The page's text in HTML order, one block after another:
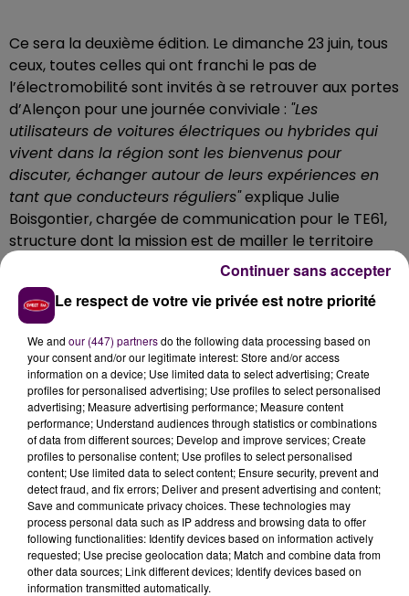
Ce sera la deuxième édition. Le dimanche 23 juin, tous
ceux, toutes celles qui ont franchi le pas de
l’électromobilité sont invités à se retrouver aux portes
d’Alençon pour une journée conviviale : "Les
utilisateurs de voitures électriques ou hybrides qui
vivent dans la région sont les bienvenus pour
discuter, échanger autour de leurs expériences en
tant que conducteurs réguliers"explique Julie
Boisgontier, chargée de communication pour le TE61,
structure dont la mission est de mailler le territoire
ornais en bornes de rechargement électriques.
Une balade électrique
Au programme donc : un rassemblement de véhicules
électriques et hybrides -Renault Zoé, Nissan Leaf,
Tesla Model S…- au départ de la"Maison de l’énergie"
située à Valframbert."De 9h à 17h, tout le monde
embarquera pour une balade d’environ 80
kilomètres rythmée par des animations, des jeux, une
découverte du patrimoine local"explique Julie
Boisgontier. La journée est gratuite et ouverte, on
l’aura compris,"à tous les conducteurs branchés"
mais sur réservation au 02 33 32 83 13 ou en écrivant à
communication@te61.fravant le 17 mai.
Le respect de votre vie privée est notre priorité
We and our (447) partnersdo the following data processing based on
your consent and/or our legitimate interest: Store and/or access
information on a device; Use limited data to select advertising; Create
profiles for personalised advertising; Use profiles to select personalised
advertising; Measure advertising performance; Measure content
performance; Understand audiences through statistics or combinations
of data from different sources; Develop and improve services; Create
profiles to personalise content; Use profiles to select personalised
content; Use limited data to select content; Ensure security, prevent and
detect fraud, and fix errors; Deliver and present advertising and content;
Save and communicate privacy choices. These technologies may
process personal data such as IP address and browsing data to offer
following functionalities: Identify devices based on information actively
requested; Use precise geolocation data; Match and combine data from
other data sources; Link different devices; Identify devices based on
information transmitted automatically.
Continuer sans accepter